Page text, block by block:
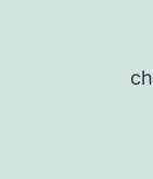
содержимому